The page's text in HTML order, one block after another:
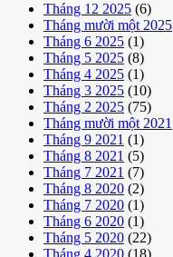
Tháng 12 2025 (6)
Tháng mười một 2025
Tháng 6 2025 (1)
Tháng 5 2025 (8)
Tháng 4 2025 (1)
Tháng 3 2025 (10)
Tháng 2 2025 (75)
Tháng mười một 2021
Tháng 9 2021 (1)
Tháng 8 2021 (5)
Tháng 7 2021 (7)
Tháng 8 2020 (2)
Tháng 7 2020 (1)
Tháng 6 2020 (1)
Tháng 5 2020 (22)
Tháng 4 2020 (18)